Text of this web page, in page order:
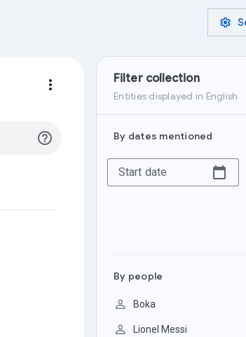
settings
more_vert
help_outline
Filter collection
Entities displayed in ‪English‬
By dates mentioned
Start date
By people
 Boka
 Lionel Messi